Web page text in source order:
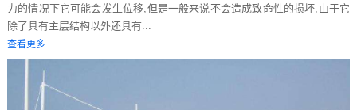
力的情况下它可能会发生位移,但是一般来说不会造成致命性的损坏,由于它
除了具有主层结构以外还具有...
查看更多